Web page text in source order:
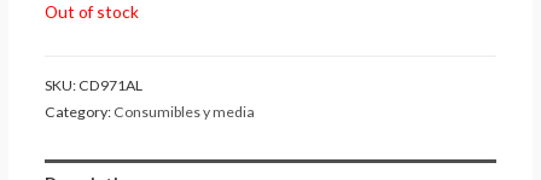
Out of stock
SKU: CD971AL
Category: Consumibles y media